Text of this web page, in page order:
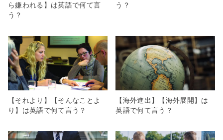
ら嫌われる】は英語で何て言
う？
う？
【それより】【そんなことよ
り】は英語で何て言う？
【海外進出】【海外展開】は
英語で何て言う？